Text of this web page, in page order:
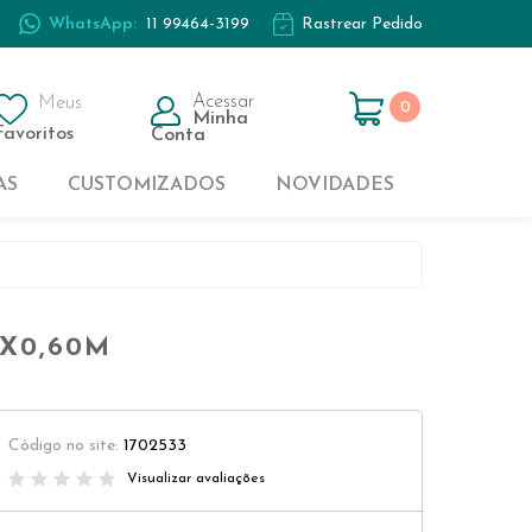
WhatsApp: 11 99464-3199 Rastrear Pedido
Meus
Acessar
Minha
Conta
0
CUSTOMIZADOS NOVIDADES
Código no site: 1702533
Visualizar avaliações